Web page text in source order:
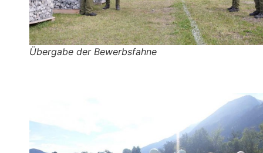
Übergabe der Bewerbsfahne